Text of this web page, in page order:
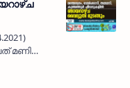
മണി
110